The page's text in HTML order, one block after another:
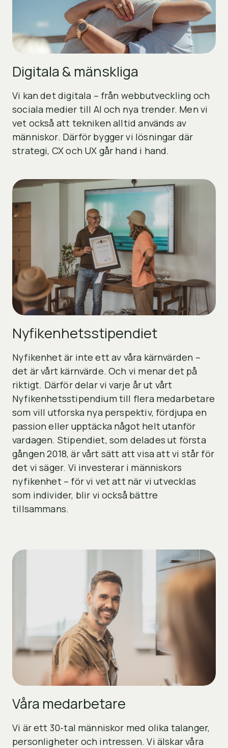
Digitala & mänskliga
Vi kan det digitala – från webbutveckling och
sociala medier till AI och nya trender. Men vi
vet också att tekniken alltid används av
människor. Därför bygger vi lösningar där
strategi, CX och UX går hand i hand.
Nyfikenhetsstipendiet
Nyfikenhet är inte ett av våra kärnvärden –
det är vårt kärnvärde. Och vi menar det på
riktigt. Därför delar vi varje år ut vårt
Nyfikenhetsstipendium till flera medarbetare
som vill utforska nya perspektiv, fördjupa en
passion eller upptäcka något helt utanför
vardagen. Stipendiet, som delades ut första
gången 2018, är vårt sätt att visa att vi står för
det vi säger. Vi investerar i människors
nyfikenhet – för vi vet att när vi utvecklas
som individer, blir vi också bättre
tillsammans.
Våra medarbetare
Vi är ett 30-tal människor med olika talanger,
personligheter och intressen. Vi älskar våra